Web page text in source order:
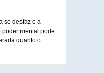
se desfaz e a
mental pode
quanto o